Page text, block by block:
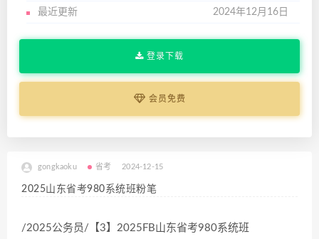
最近更新 2024年12月16日
登录下载
会员免费
gongkaoku 省考 2024-12-15
2025山东省考980系统班粉笔
/2025公务员/【3】2025FB山东省考980系统班